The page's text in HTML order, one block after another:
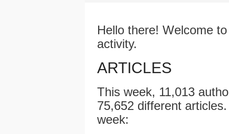
Hello there! Welcome
activity.
ARTICLES
This week, 11,013
75,652 different
week: